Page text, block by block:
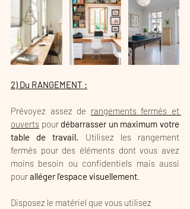
2) Du RANGEMENT :
Prévoyez assez de rangements fermés et
ouverts pour débarrasser un maximum votre
table de travail. Utilisez les rangement
fermés pour des éléments dont vous avez
moins besoin ou confidentiels mais aussi
pour alléger l'espace visuellement.
Disposez le matériel que vous utilisez